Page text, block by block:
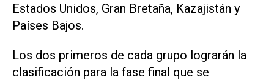
Estados Unidos, Gran Bretaña, Kazajistán y
Países Bajos.
Los dos primeros de cada grupo lograrán la
clasificación para la fase final que se